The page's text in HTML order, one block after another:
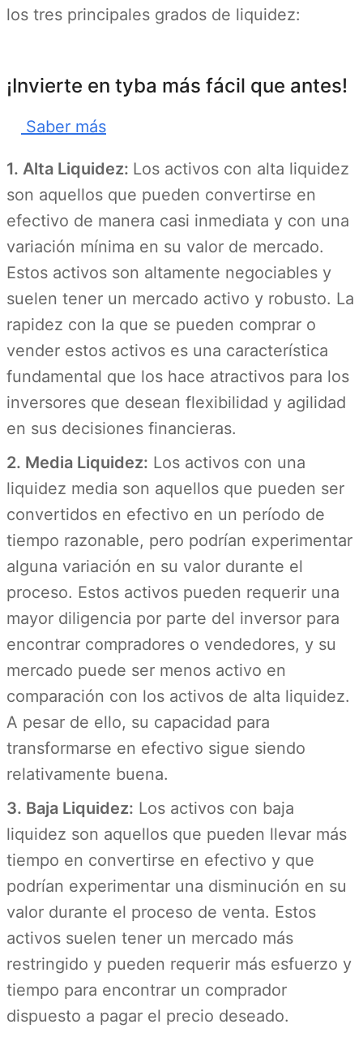
los tres principales grados de liquidez:
¡Invierte en tyba más fácil que antes!
Saber más
1. Alta Liquidez: Los activos con alta liquidez
son aquellos que pueden convertirse en
efectivo de manera casi inmediata y con una
variación mínima en su valor de mercado.
Estos activos son altamente negociables y
suelen tener un mercado activo y robusto. La
rapidez con la que se pueden comprar o
vender estos activos es una característica
fundamental que los hace atractivos para los
inversores que desean flexibilidad y agilidad
en sus decisiones financieras.
2. Media Liquidez: Los activos con una
liquidez media son aquellos que pueden ser
convertidos en efectivo en un período de
tiempo razonable, pero podrían experimentar
alguna variación en su valor durante el
proceso. Estos activos pueden requerir una
mayor diligencia por parte del inversor para
encontrar compradores o vendedores, y su
mercado puede ser menos activo en
comparación con los activos de alta liquidez.
A pesar de ello, su capacidad para
transformarse en efectivo sigue siendo
relativamente buena.
3. Baja Liquidez: Los activos con baja
liquidez son aquellos que pueden llevar más
tiempo en convertirse en efectivo y que
podrían experimentar una disminución en su
valor durante el proceso de venta. Estos
activos suelen tener un mercado más
restringido y pueden requerir más esfuerzo y
tiempo para encontrar un comprador
dispuesto a pagar el precio deseado.